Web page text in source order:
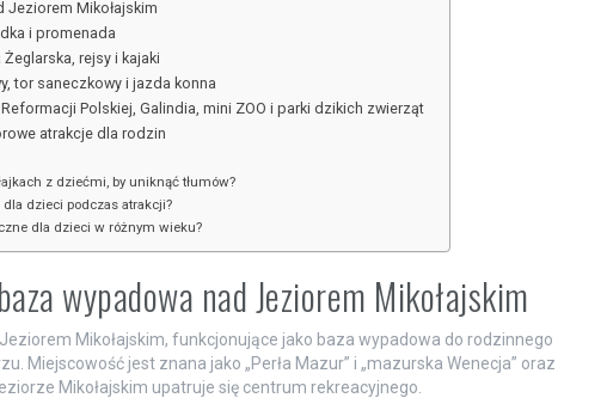
Jeziorem Mikołajskim
i promenada
rejsy i kajaki
tor saneczkowy i jazda konna
Polskiej, Galindia, mini ZOO i parki dzikich zwierząt
atrakcje dla rodzin
z dziećmi, by uniknąć tłumów?
dla dzieci podczas atrakcji?
dla dzieci w różnym wieku?
wypadowa nad Jeziorem Mikołajskim
Mikołajskim, funkcjonujące jako baza wypadowa do rodzinnego
Miejscowość jest znana jako „Perła Mazur” i „mazurska Wenecja” oraz
Mikołajskim upatruje się centrum rekreacyjnego.